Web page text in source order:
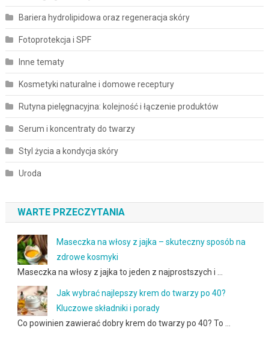
Bariera hydrolipidowa oraz regeneracja skóry
Fotoprotekcja i SPF
Inne tematy
Kosmetyki naturalne i domowe receptury
Rutyna pielęgnacyjna: kolejność i łączenie produktów
Serum i koncentraty do twarzy
Styl życia a kondycja skóry
Uroda
WARTE PRZECZYTANIA
Maseczka na włosy z jajka – skuteczny sposób na
zdrowe kosmyki
Maseczka na włosy z jajka to jeden z najprostszych i …
Jak wybrać najlepszy krem do twarzy po 40?
Kluczowe składniki i porady
Co powinien zawierać dobry krem do twarzy po 40? To …